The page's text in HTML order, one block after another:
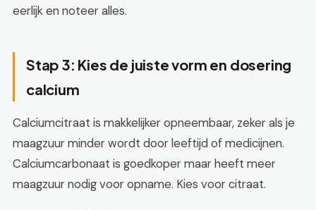
eerlijk en noteer alles.
Stap 3: Kies de juiste vorm en dosering
calcium
Calciumcitraat is makkelijker opneembaar, zeker als je
maagzuur minder wordt door leeftijd of medicijnen.
Calciumcarbonaat is goedkoper maar heeft meer
maagzuur nodig voor opname. Kies voor citraat.